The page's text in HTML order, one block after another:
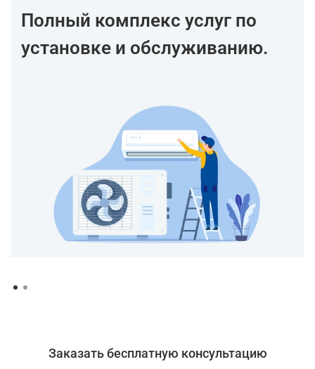
Полный комплекс услуг по
установке и обслуживанию.
Заказать бесплатную консультацию